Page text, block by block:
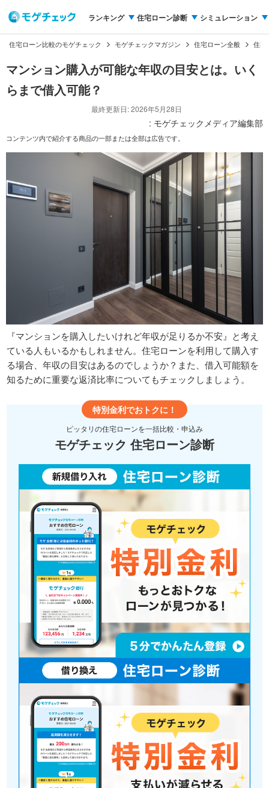
ランキング 住宅ローン診断 シミュレーション
住宅ローン比較のモゲチェック モゲチェックマガジン 住宅ローン全般 住宅
マンション購入が可能な年収の目安とは。いく
らまで借入可能？
最終更新日: 2026年5月28日
: モゲチェックメディア編集部
コンテンツ内で紹介する商品の一部または全部は広告です。
『マンションを購入したいけれど年収が足りるか不安』と考え
ている人もいるかもしれません。住宅ローンを利用して購入す
る場合、年収の目安はあるのでしょうか？また、借入可能額を
知るために重要な返済比率についてもチェックしましょう。
特別金利でおトクに！
ピッタリの住宅ローンを一括比較・申込み
モゲチェック 住宅ローン診断